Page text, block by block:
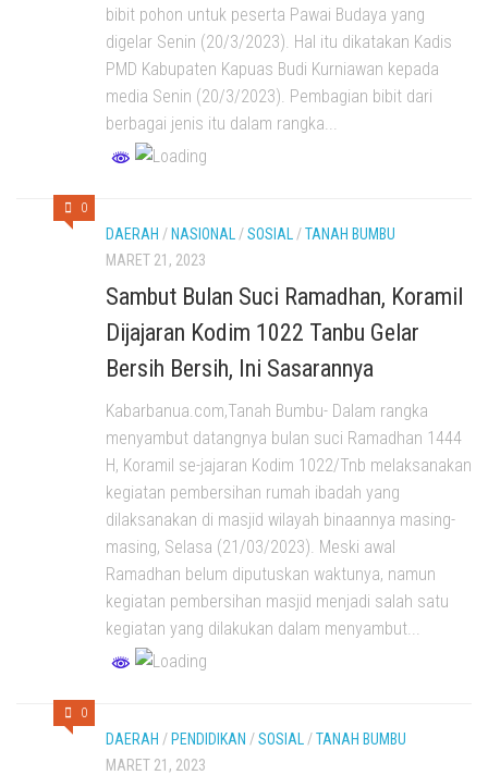
bibit pohon untuk peserta Pawai Budaya yang
digelar Senin (20/3/2023). Hal itu dikatakan Kadis
PMD Kabupaten Kapuas Budi Kurniawan kepada
media Senin (20/3/2023). Pembagian bibit dari
berbagai jenis itu dalam rangka...
0
DAERAH / NASIONAL/SOSIAL/TANAH BUMBU
MARET 21, 2023
Sambut Bulan Suci Ramadhan, Koramil
Dijajaran Kodim 1022 Tanbu Gelar
Bersih Bersih, Ini Sasarannya
Kabarbanua.com,Tanah Bumbu- Dalam rangka
menyambut datangnya bulan suci Ramadhan 1444
H, Koramil se-jajaran Kodim 1022/Tnb melaksanakan
kegiatan pembersihan rumah ibadah yang
dilaksanakan di masjid wilayah binaannya masing-
masing, Selasa (21/03/2023). Meski awal
Ramadhan belum diputuskan waktunya, namun
kegiatan pembersihan masjid menjadi salah satu
kegiatan yang dilakukan dalam menyambut...
0
DAERAH / PENDIDIKAN /SOSIAL /TANAH BUMBU
MARET 21, 2023